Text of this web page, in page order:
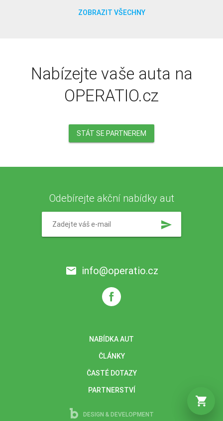
ZOBRAZIT VŠECHNY
shopping_cart
Nabízejte vaše auta na
OPERATIO.cz
STÁT SE PARTNEREM
Odebírejte akční nabídky aut
send
email info@operatio.cz
NABÍDKA AUT
ČLÁNKY
ČASTÉ DOTAZY
PARTNERSTVÍ
DESIGN & DEVELOPMENT